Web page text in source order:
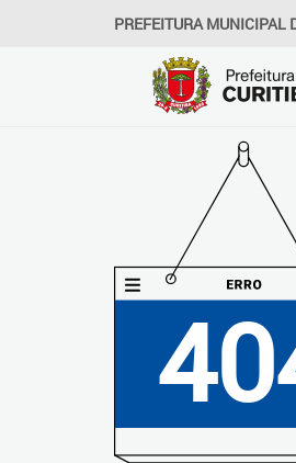
PREFEITURA MUNICIPAL